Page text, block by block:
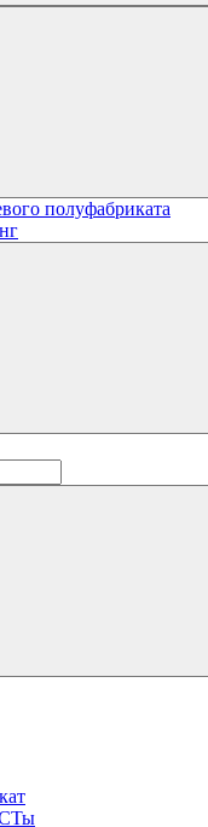
полуфабриката